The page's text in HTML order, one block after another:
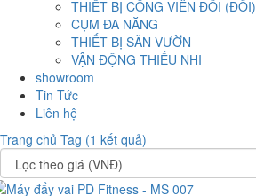
THIẾT BỊ CÔNG VIÊN ĐÔI (ĐÔI)
CỤM ĐA NĂNG
THIẾT BỊ SÂN VƯỜN
VẬN ĐỘNG THIẾU NHI
showroom
Tin Tức
Liên hệ
Trang chủ Tag (1 kết quả)